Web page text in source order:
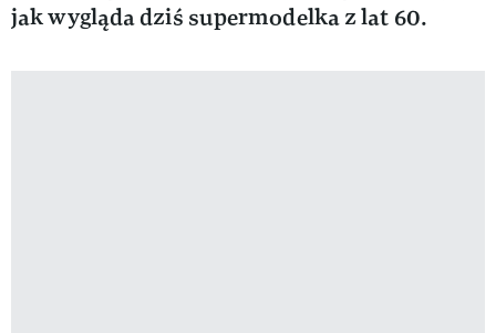
jak wygląda dziś supermodelka z lat 60.